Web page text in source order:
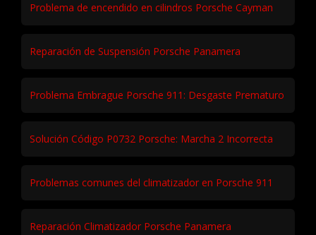
Problema de encendido en cilindros Porsche Cayman
Reparación de Suspensión Porsche Panamera
Problema Embrague Porsche 911: Desgaste Prematuro
Solución Código P0732 Porsche: Marcha 2 Incorrecta
Problemas comunes del climatizador en Porsche 911
Reparación Climatizador Porsche Panamera